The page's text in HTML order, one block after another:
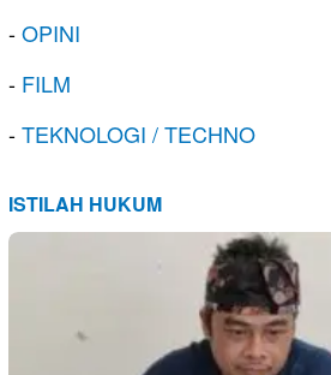
-OPINI
- FILM
-TEKNOLOGI / TECHNO
ISTILAH HUKUM